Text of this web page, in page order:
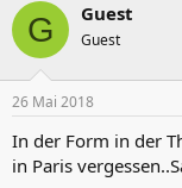
G Guest
Guest
26 Mai 2018
In der Form in der
in Paris